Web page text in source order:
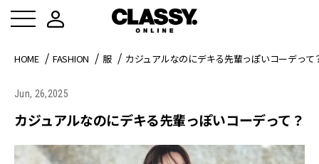
HOME FASHION 服 カジュアルなのにデキる先輩っぽいコーデって
Jun, 26,2025
カジュアルなのにデキる先輩っぽいコーデって？